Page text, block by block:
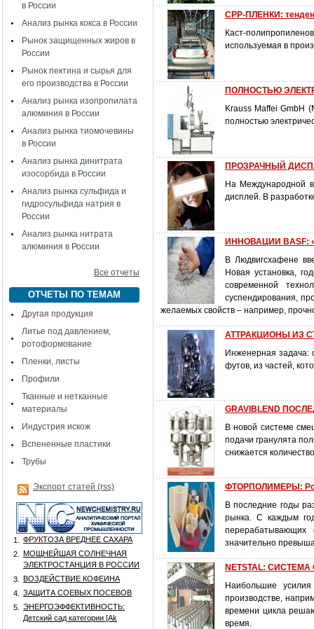
в России
Анализ рынка кокса в России
Рынок защищенных жиров в
России
Рынок пектина и сырья для
его производства в России
Анализ рынка изопропилата
алюминия в России
Анализ рынка тиомочевины
в России
Анализ рынка динитрата
изосорбида в России
Анализ рынка сульфида и
гидросульфида натрия в
России
Анализ рынка нитрата
алюминия в России
Все отчеты
ОТЧЕТЫ ПО ТЕМАМ
Другая продукция
Литье под давлением,
ротоформование
Пленки, листы
Профили
Тканные и нетканные
материалы
Индустрия искож
Вспененные пластики
Трубы
Экспорт статей (rss)
1.
ФРУКТОЗА ВРЕДНЕЕ САХАРА
2.
МОЩНЕЙШАЯ СОЛНЕЧНАЯ
ЭЛЕКТРОСТАНЦИЯ В РОССИИ
3.
ВОЗДЕЙСТВИЕ КОФЕИНА
4.
ЗАЩИТА СОЕВЫХ ПОСЕВОВ
5.
ЭНЕРГОЭФФЕКТИВНОСТЬ:
Детский сад категории [Аk
CPP-ПЛЕНКИ:
Каст-
используемая в
ПОЛНОСТЬЮ
Krauss Maffei GmbH
полностью
ПРОЗРАЧНЫЙ
На Международной
дисплей. В
ИННОВАЦИИ BASF:
В Людвигсхафене
Новая установка,
современной
суспендирования,
желаемых свойств – например,
АТТРАКЦИОНЫ ИЗ
Инженерная задача:
футов, из частей,
GRAVIBLEND
В новой системе
подачи гранулята
снижается
ФТОРПОЛИМЕРЫ:
В последние годы
рынка. С каждым
значительно
NETSTAL:
Наибольшие
производстве,
времени цикла
время.